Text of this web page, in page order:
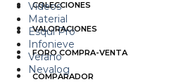
Videos
Material
Esquí Pro
Infonieve
Verano
Nevalog
COLECCIONES
VALORACIONES
FORO COMPRA-VENTA
COMPARADOR